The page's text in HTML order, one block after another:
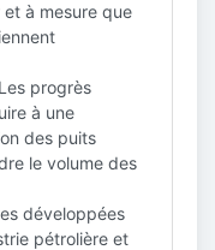
à mesure que
progrès
à une
des puits
le volume des
développées
pétrolière et